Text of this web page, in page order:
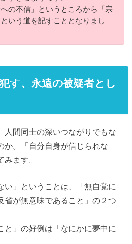
の不信」というところから「宗
いう道を記すこととなりまし
す、永遠の被疑者とし
人間同士の深いつながりでもな
か。
「自分自身が信じられな
みます。
い」ということは、
「無自覚に
省が無意味であること」の２つ
と」の好例は「なにかに夢中に